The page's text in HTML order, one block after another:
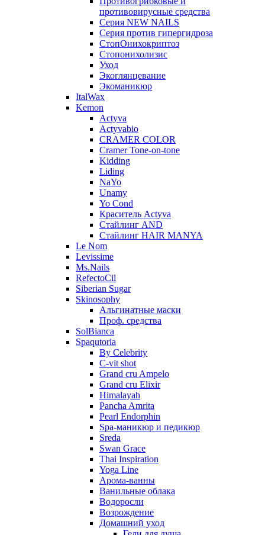
противовирусные средства
Серия NEW NAILS
Серия против гипергидроза
СтопОнихокриптоз
Стопонихолизис
Уход
Экоглянцевание
Экоманикюр
ItalWax
Kemon
Actyva
Actyvabio
CRAMER COLOR
Cramer Tone-on-tone
Kidding
Liding
NaYo
Unamy
Yo Cond
Краситель Actyva
Стайлинг AND
Стайлинг HAIR MANYA
Le Nom
Levissime
Ms.Nails
RefectoCil
Siberian Sugar
Skinosophy
Альгинатные маски
Проф. средства
SolBianca
Spaqutoria
By Celebrity
C-vit shot
Grand cru Ampelo
Grand сru Elixir
Himalayah
Pancha Amrita
Pearl Endorphin
Spa-маникюр и педикюр
Sreda
Swan Grace
Thai Inspiration
Yoga Line
Арома-ванны
Ванильные облака
Водоросли
Возрождение
Домашний уход